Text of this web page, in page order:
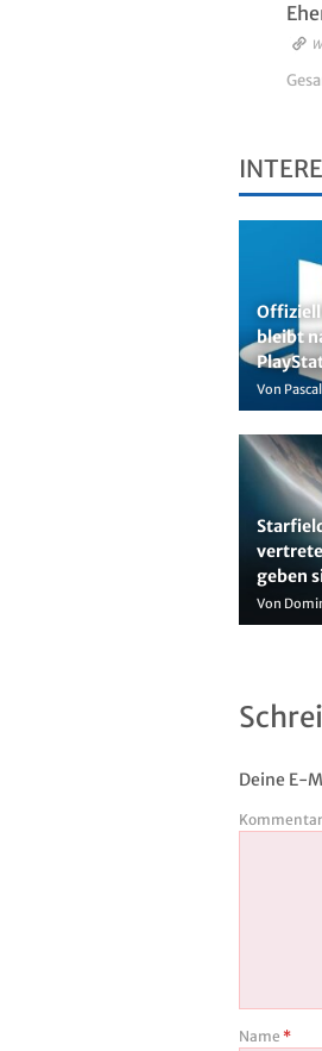
bleibt
Von Pascal
geben
Von
Deine E-
Kommentar
Name *